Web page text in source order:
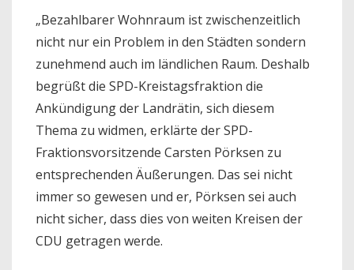
„Bezahlbarer Wohnraum ist zwischenzeitlich
nicht nur ein Problem in den Städten sondern
zunehmend auch im ländlichen Raum. Deshalb
begrüßt die SPD-Kreistagsfraktion die
Ankündigung der Landrätin, sich diesem
Thema zu widmen, erklärte der SPD-
Fraktionsvorsitzende Carsten Pörksen zu
entsprechenden Äußerungen. Das sei nicht
immer so gewesen und er, Pörksen sei auch
nicht sicher, dass dies von weiten Kreisen der
CDU getragen werde.